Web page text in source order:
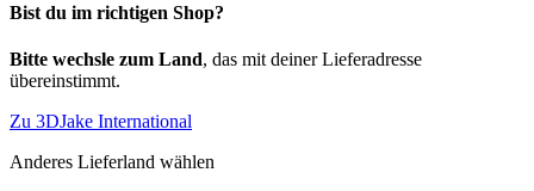
Bist du im richtigen Shop?
Bitte wechsle zum Land, das mit deiner Lieferadresse
übereinstimmt.
Zu 3DJake International
Anderes Lieferland wählen